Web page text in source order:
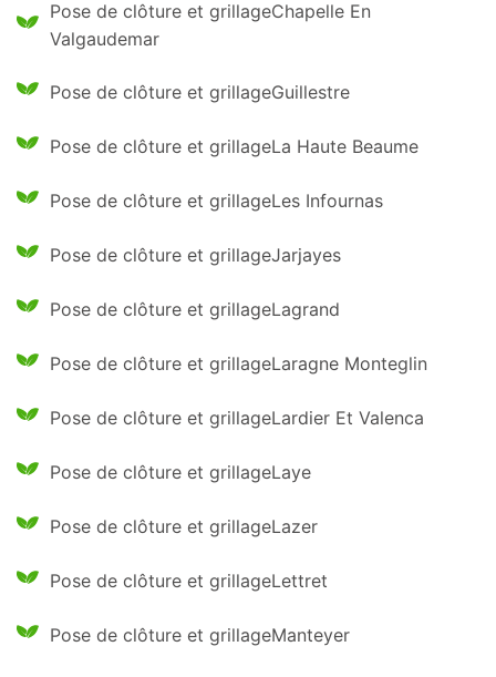
Pose de clôture et grillageChapelle En
Valgaudemar
Pose de clôture et grillageGuillestre
Pose de clôture et grillageLa Haute Beaume
Pose de clôture et grillageLes Infournas
Pose de clôture et grillageJarjayes
Pose de clôture et grillageLagrand
Pose de clôture et grillageLaragne Monteglin
Pose de clôture et grillageLardier Et Valenca
Pose de clôture et grillageLaye
Pose de clôture et grillageLazer
Pose de clôture et grillageLettret
Pose de clôture et grillageManteyer